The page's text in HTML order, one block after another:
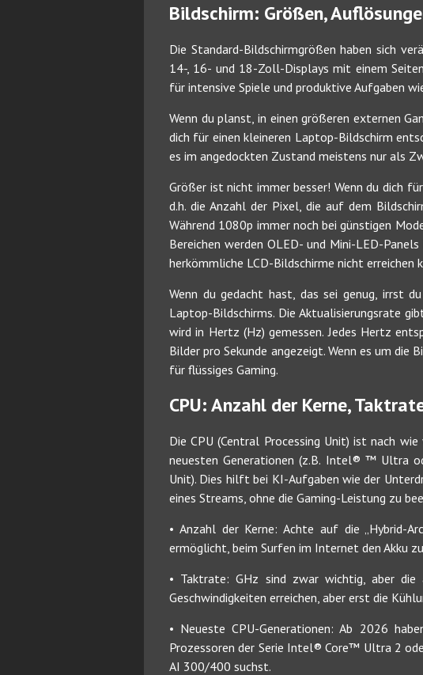
Bildschirm: Größen,
Die Standard-Bildschirmgrößen haben sich
14-, 16- und 18-Zoll-Displays mit einem
für intensive Spiele und produktive Aufgaben
Wenn du planst, in einen größeren externen
dich für einen kleineren Laptop-Bildschirm
es im angedockten Zustand meistens nur als
Größer ist nicht immer besser! Wenn du dich
d.h. die Anzahl der Pixel, die auf dem
Während 1080p immer noch bei günstigen
Bereichen werden OLED- und Mini-LED-
herkömmliche LCD-Bildschirme nicht erreichen
Wenn du gedacht hast, das sei genug, irrst
Laptop-Bildschirms. Die Aktualisierungsrate
wird in Hertz (Hz) gemessen. Jedes Hertz
Bilder pro Sekunde angezeigt. Wenn es um
für flüssiges Gaming.
CPU: Anzahl der Kerne,
Die CPU (Central Processing Unit) ist nach
neuesten Generationen (z.B. Intel® ™ Ultra
Unit). Dies hilft bei KI-Aufgaben wie der
eines Streams, ohne die Gaming-Leistung zu
• Anzahl der Kerne: Achte auf die „Hybrid-
ermöglicht, beim Surfen im Internet den Akku
• Taktrate: GHz sind zwar wichtig, aber die
Geschwindigkeiten erreichen, aber erst die
• Neueste CPU-Generationen: Ab 2026
Prozessoren der Serie Intel® Core™ Ultra 2
AI 300/400 suchst.